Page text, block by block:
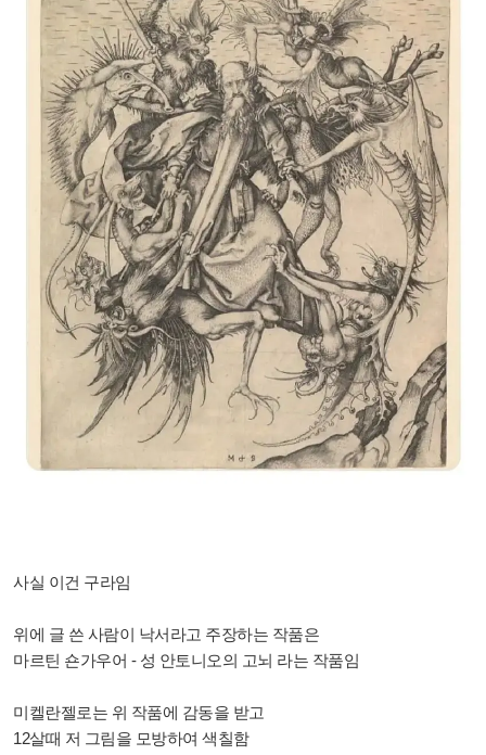
사실 이건 구라임
위에 글 쓴 사람이 낙서라고 주장하는 작품은
마르틴 숀가우어 - 성 안토니오의 고뇌 라는 작품임
미켈란젤로는 위 작품에 감동을 받고
12살때 저 그림을 모방하여 색칠함